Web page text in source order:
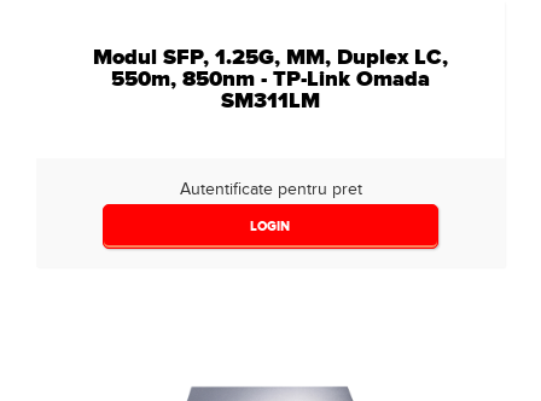
Modul SFP, 1.25G, MM, Duplex LC,
550m, 850nm - TP-Link Omada
SM311LM
Autentificate pentru pret
LOGIN